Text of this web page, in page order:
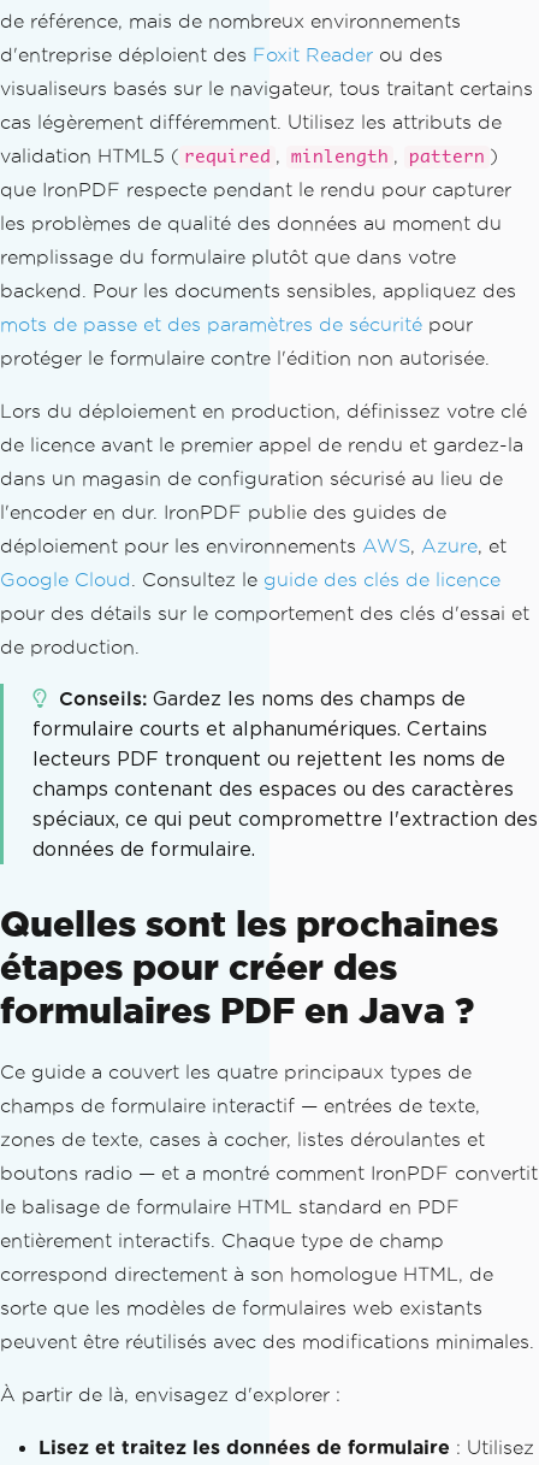
de référence, mais de nombreux environnements
d'entreprise déploient des Foxit Reader ou des
visualiseurs basés sur le navigateur, tous traitant certains
cas légèrement différemment. Utilisez les attributs de
validation HTML5 ( required , minlength , pattern )
que IronPDF respecte pendant le rendu pour capturer
les problèmes de qualité des données au moment du
remplissage du formulaire plutôt que dans votre
backend. Pour les documents sensibles, appliquez des
mots de passe et des paramètres de sécurité pour
protéger le formulaire contre l'édition non autorisée.
Lors du déploiement en production, définissez votre clé
de licence avant le premier appel de rendu et gardez-la
dans un magasin de configuration sécurisé au lieu de
l'encoder en dur. IronPDF publie des guides de
déploiement pour les environnements AWS, Azure, et
Google Cloud
. Consultez le guide des clés de licence
pour des détails sur le comportement des clés d'essai et
de production.
Conseils Gardez les noms des champs de
formulaire courts et alphanumériques. Certains
lecteurs PDF tronquent ou rejettent les noms de
champs contenant des espaces ou des caractères
spéciaux, ce qui peut compromettre l'extraction des
données de formulaire.
Quelles sont les prochaines
étapes pour créer des
formulaires PDF en Java ?
Ce guide a couvert les quatre principaux types de
champs de formulaire interactif — entrées de texte,
zones de texte, cases à cocher, listes déroulantes et
boutons radio — et a montré comment IronPDF convertit
le balisage de formulaire HTML standard en PDF
entièrement interactifs. Chaque type de champ
correspond directement à son homologue HTML, de
sorte que les modèles de formulaires web existants
peuvent être réutilisés avec des modifications minimales.
À partir de là, envisagez d'explorer :
Lisez et traitez les données de formulaire : Utilisez